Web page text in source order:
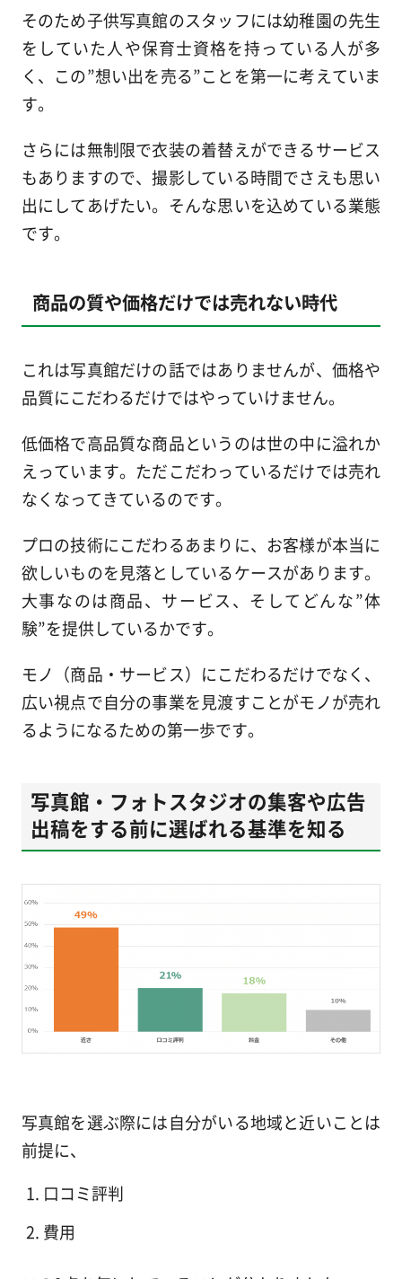
そのため子供写真館のスタッフには幼稚園の先生
をしていた人や保育士資格を持っている人が多
く、この”想い出を売る”ことを第一に考えていま
す。
さらには無制限で衣装の着替えができるサービス
もありますので、撮影している時間でさえも思い
出にしてあげたい。そんな思いを込めている業態
です。
商品の質や価格だけでは売れない時代
これは写真館だけの話ではありませんが、価格や
品質にこだわるだけではやっていけません。
低価格で高品質な商品というのは世の中に溢れか
えっています。ただこだわっているだけでは売れ
なくなってきているのです。
プロの技術にこだわるあまりに、お客様が本当に
欲しいものを見落としているケースがあります。
大事なのは商品、サービス、そしてどんな”体
験”を提供しているかです。
モノ（商品・サービス）にこだわるだけでなく、
広い視点で自分の事業を見渡すことがモノが売れ
るようになるための第一歩です。
写真館・フォトスタジオの集客や広告
出稿をする前に選ばれる基準を知る
写真館を選ぶ際には自分がいる地域と近いことは
前提に、
口コミ評判
費用